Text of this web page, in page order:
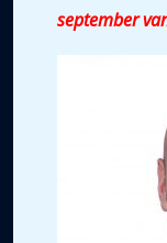
september